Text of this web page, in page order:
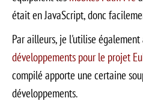
était en JavaScript, donc
Par ailleurs, je l'utilise
développements pour le projet
compilé apporte une certaine
développements.